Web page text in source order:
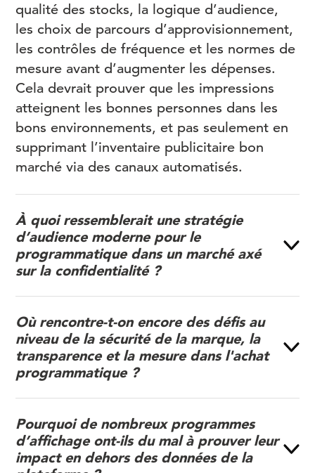
qualité des stocks, la logique d’audience,
les choix de parcours d’approvisionnement,
les contrôles de fréquence et les normes de
mesure avant d’augmenter les dépenses.
Cela devrait prouver que les impressions
atteignent les bonnes personnes dans les
bons environnements, et pas seulement en
supprimant l’inventaire publicitaire bon
marché via des canaux automatisés.
À quoi ressemblerait une stratégie
d’audience moderne pour le
programmatique dans un marché axé
sur la confidentialité ?
Où rencontre-t-on encore des défis au
niveau de la sécurité de la marque, la
transparence et la mesure dans l'achat
programmatique ?
Pourquoi de nombreux programmes
d’affichage ont-ils du mal à prouver leur
impact en dehors des données de la